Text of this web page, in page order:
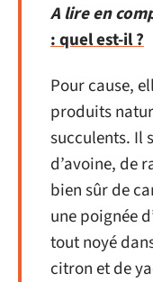
A lire en
: quel est-il ?
Pour cause,
produits
succulents. Il
d’avoine, de
bien sûr de
une poignée
tout noyé
citron et de